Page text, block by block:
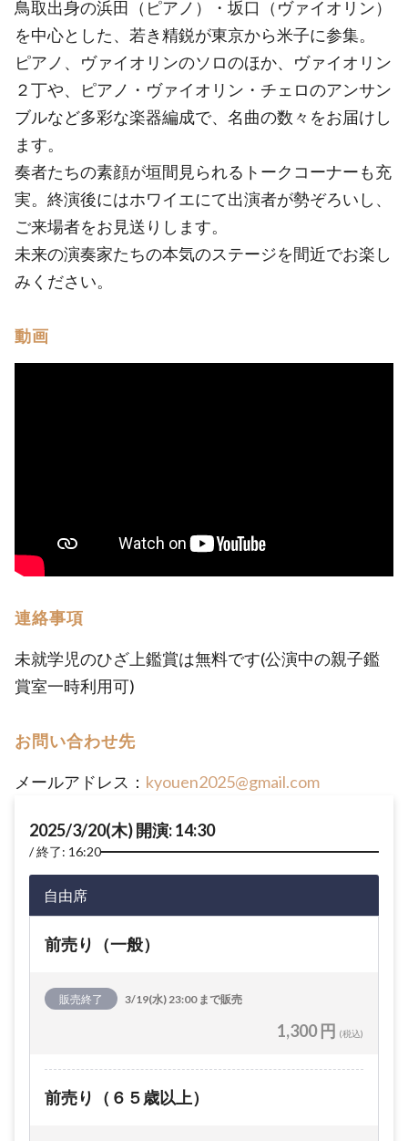
鳥取出身の浜田（ピアノ）・坂口（ヴァイオリン）
を中心とした、若き精鋭が東京から米子に参集。
ピアノ、ヴァイオリンのソロのほか、ヴァイオリン
２丁や、ピアノ・ヴァイオリン・チェロのアンサン
ブルなど多彩な楽器編成で、名曲の数々をお届けし
ます。
奏者たちの素顔が垣間見られるトークコーナーも充
実。終演後にはホワイエにて出演者が勢ぞろいし、
ご来場者をお見送りします。
未来の演奏家たちの本気のステージを間近でお楽し
みください。
動画
連絡事項
未就学児のひざ上鑑賞は無料です(公演中の親子鑑
賞室一時利用可)
お問い合わせ先
メールアドレス： kyouen2025@gmail.com
2025/3/20(木) 開演: 14:30
終了: 16:20
自由席
前売り（一般）
販売終了 3/19(水) 23:00 まで販売
1,300 円 (税込)
前売り（６５歳以上）